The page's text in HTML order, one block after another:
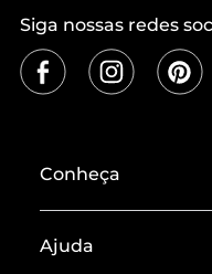
Siga nossas redes
Conheça
Termos de Uso
Ajuda